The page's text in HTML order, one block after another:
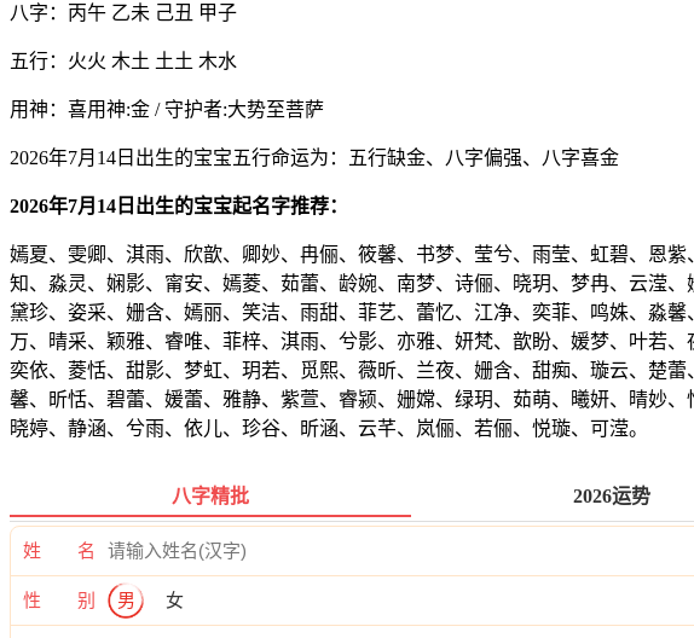
八字：丙午 乙未 己丑 甲子
五行：火火 木土 土土 木水
用神：喜用神:金 / 守护者:大势至菩萨
2026年7月14日出生的宝宝五行命运为：五行缺金、八字偏强、八字喜金
2026年7月14日出生的宝宝起名字推荐：
嫣夏、雯卿、淇雨、欣歆、卿妙、冉俪、筱馨、书梦、莹兮、雨莹、虹碧、恩
知、淼灵、娴影、甯安、嫣菱、茹蕾、龄婉、南梦、诗俪、晓玥、梦冉、云滢
黛珍、姿采、姗含、嫣丽、笑洁、雨甜、菲艺、蕾忆、江净、奕菲、鸣姝、淼
万、晴采、颖雅、睿唯、菲梓、淇雨、兮影、亦雅、妍梵、歆盼、媛梦、叶若
奕依、菱恬、甜影、梦虹、玥若、觅熙、薇昕、兰夜、姗含、甜痴、璇云、楚
馨、昕恬、碧蕾、媛蕾、雅静、紫萱、睿颍、姗嫦、绿玥、茹萌、曦妍、晴妙
晓婷、静涵、兮雨、依儿、珍谷、昕涵、云芊、岚俪、若俪、悦璇、可滢。
八字精批 2026运势
姓 名
性 别 男 女